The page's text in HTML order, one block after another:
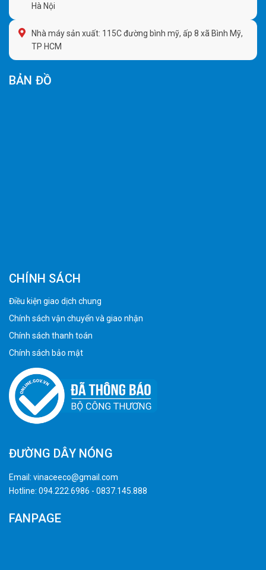
Hà Nội
Nhà máy sản xuất: 115C đường bình mỹ, ấp 8 xã Bình Mỹ,
TP HCM
BẢN ĐỒ
CHÍNH SÁCH
Điều kiện giao dịch chung
Chính sách vận chuyển và giao nhận
Chính sách thanh toán
Chính sách bảo mật
ĐƯỜNG DÂY NÓNG
Email: vinaceeco@gmail.com
Hotline: 094.222.6986 - 0837.145.888
FANPAGE